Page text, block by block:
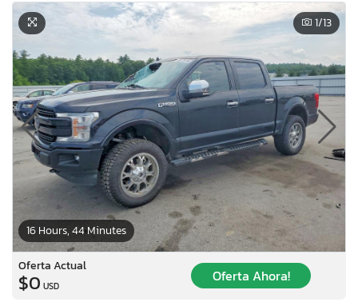
16 Hours, 44 Minutes
1/13
Oferta Actual
$0 USD
Oferta Ahora!